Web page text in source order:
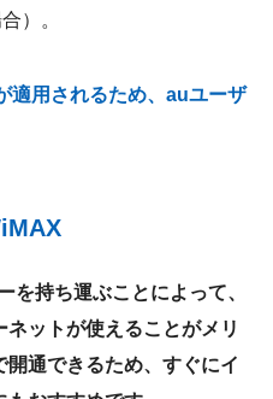
）。
適用されるため、auユーザ
を持ち運ぶことによって、
ットが使えることがメリ
通できるため、すぐにイ